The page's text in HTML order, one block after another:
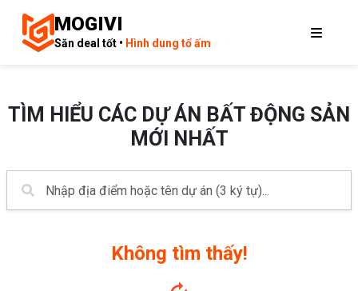
MOGIVI
Săn deal tốt • Hình dung tổ ấm
TÌM HIỂU CÁC DỰ ÁN BẤT ĐỘNG SẢN
MỚI NHẤT
Không tìm thấy!